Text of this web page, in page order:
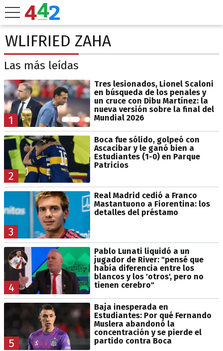
WLIFRIED ZAHA
Las más leídas
1
Tres lesionados, Lionel Scaloni
en búsqueda de los penales y
un cruce con Dibu Martínez: la
nueva versión sobre la final del
Mundial 2026
2
Boca fue sólido, golpeó con
Ascacibar y le ganó bien a
Estudiantes (1-0) en Parque
Patricios
3
Real Madrid cedió a Franco
Mastantuono a Fiorentina: los
detalles del préstamo
4
Pablo Lunati liquidó a un
jugador de River: "pensé que
había diferencia entre los
blancos y los 'otros', pero no
tienen cerebro"
5
Baja inesperada en
Estudiantes: Por qué Fernando
Muslera abandonó la
concentración y se pierde el
partido contra Boca